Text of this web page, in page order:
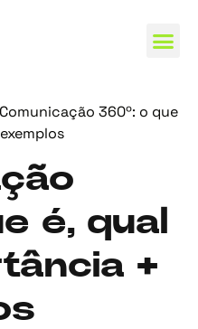
Comunicação 360º: o que
é, qual
+